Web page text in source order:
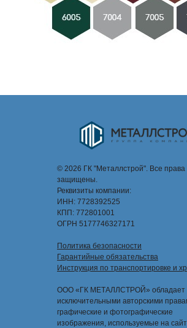
© 2026 ГК "Металлстрой". Все права
защищены.
Реквизиты компании:
ИНН: 7728392525
КПП: 772801001
ОГРН 5177746327171
Политика безопасности
Гарантийные обязательства
Инструкция по транспортировке и
ООО «ГК МЕТАЛЛСТРОЙ» обладает
исключительными авторскими
графические и фотографические
изображения, используемые на